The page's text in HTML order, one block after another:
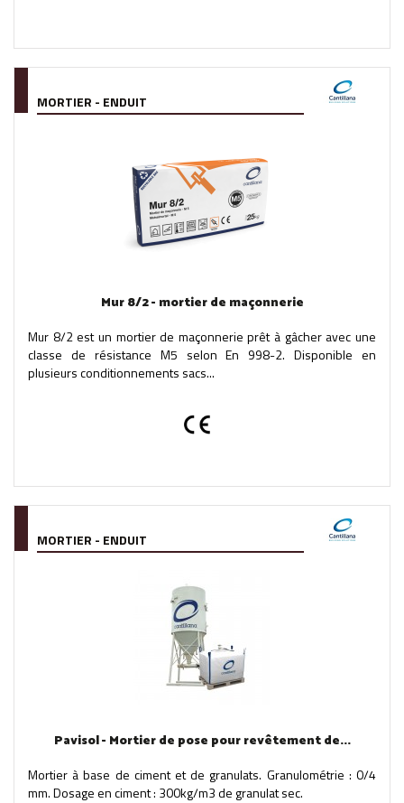
MORTIER - ENDUIT
Mur 8/2 - mortier de maçonnerie
Mur 8/2 est un mortier de maçonnerie prêt à gâcher avec une
classe de résistance M5 selon En 998-2. Disponible en
plusieurs conditionnements sacs...
MORTIER - ENDUIT
Pavisol - Mortier de pose pour revêtement de...
Mortier à base de ciment et de granulats. Granulométrie : 0/4
mm. Dosage en ciment : 300kg/m3 de granulat sec.